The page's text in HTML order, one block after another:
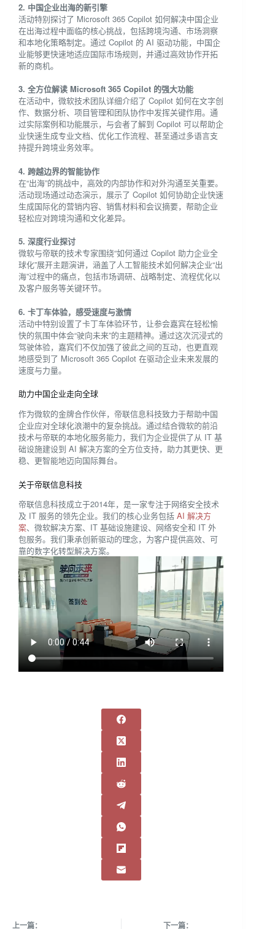
2. 中国企业出海的新引擎
活动特别探讨了 Microsoft 365 Copilot 如何解决中国企业
在出海过程中面临的核心挑战，包括跨境沟通、市场洞察
和本地化策略制定。通过 Copilot 的 AI 驱动功能，中国企
业能够更快速地适应国际市场规则，并通过高效协作开拓
新的商机。
3. 全方位解读 Microsoft 365 Copilot 的强大功能
在活动中，微软技术团队详细介绍了 Copilot 如何在文字创
作、数据分析、项目管理和团队协作中发挥关键作用。通
过实际案例和功能展示，与会者了解到 Copilot 可以帮助企
业快速生成专业文档、优化工作流程、甚至通过多语言支
持提升跨境业务效率。
4. 跨越边界的智能协作
在“出海”的挑战中，高效的内部协作和对外沟通至关重要。
活动现场通过动态演示，展示了 Copilot 如何协助企业快速
生成国际化的营销内容、销售材料和会议摘要，帮助企业
轻松应对跨境沟通和文化差异。
5. 深度行业探讨
微软与帝联的技术专家围绕“如何通过 Copilot 助力企业全
球化”展开主题演讲，涵盖了人工智能技术如何解决企业“出
海”过程中的痛点，包括市场调研、战略制定、流程优化以
及客户服务等关键环节。
6. 卡丁车体验，感受速度与激情
活动中特别设置了卡丁车体验环节，让参会嘉宾在轻松愉
快的氛围中体会“驶向未来”的主题精神。通过这次沉浸式的
驾驶体验，嘉宾们不仅加强了彼此之间的互动，也更直观
地感受到了 Microsoft 365 Copilot 在驱动企业未来发展的
速度与力量。
助力中国企业走向全球
作为微软的金牌合作伙伴，帝联信息科技致力于帮助中国
企业应对全球化浪潮中的复杂挑战。通过结合微软的前沿
技术与帝联的本地化服务能力，我们为企业提供了从 IT 基
础设施建设到 AI 解决方案的全方位支持，助力其更快、更
稳、更智能地迈向国际舞台。
关于帝联信息科技
帝联信息科技成立于2014年，是一家专注于网络安全技术
及 IT 服务的领先企业。我们的核心业务包括 AI 解决方
案、微软解决方案、IT 基础设施建设、网络安全和 IT 外
包服务。我们秉承创新驱动的理念，为客户提供高效、可
靠的数字化转型解决方案。
上一篇： 下一篇：